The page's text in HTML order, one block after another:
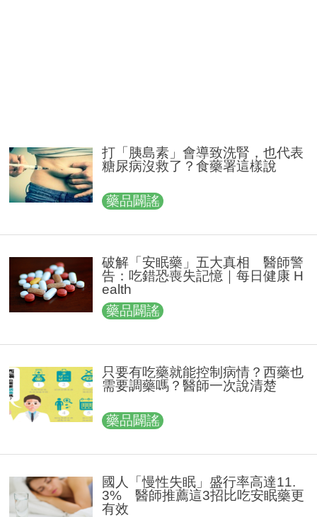
打「胰島素」會導致洗腎，也代表
糖尿病沒救了？食藥署這樣說
藥品闢謠
破解「安眠藥」五大真相 醫師警
告：吃錯恐喪失記憶｜每日健康 H
ealth
藥品闢謠
只要有吃藥就能控制病情？西藥也
需要調藥嗎？醫師一次說清楚
藥品闢謠
國人「慢性失眠」盛行率高達11.
3% 醫師推薦這3招比吃安眠藥更
有效